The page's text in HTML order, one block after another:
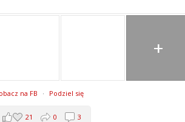
+
na FB · Podziel się
21 0 3